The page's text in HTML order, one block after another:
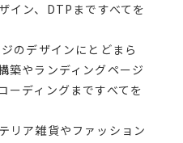
イン、DTPまですべてを
のデザインにとどまら
築やランディングページ
ーディングまですべてを
リア雑貨やファッション